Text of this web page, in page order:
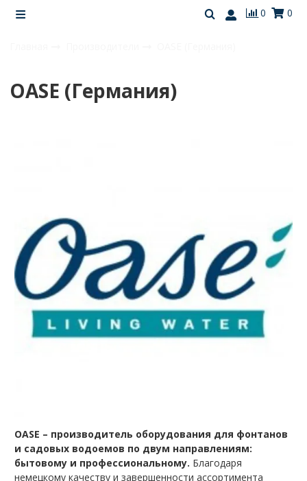
0 0
OASE (Германия)
OASE – производитель оборудования для фонтанов
и садовых водоемов по двум направлениям:
бытовому и профессиональному. Благодаря
немецкому качеству и завершенности ассортимента